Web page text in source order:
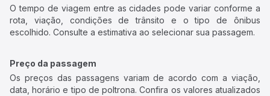
O tempo de viagem entre as cidades pode variar conforme a
rota, viação, condições de trânsito e o tipo de ônibus
escolhido. Consulte a estimativa ao selecionar sua passagem.
Preço da passagem
Os preços das passagens variam de acordo com a viação,
data, horário e tipo de poltrona. Confira os valores atualizados